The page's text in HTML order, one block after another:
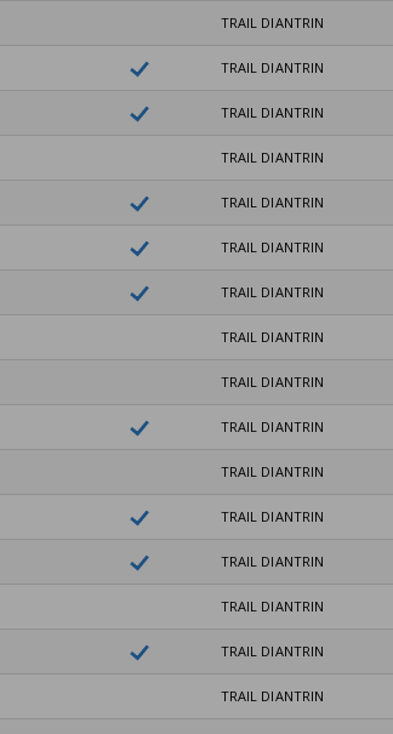
TRAIL DIANTRIN
TRAIL DIANTRIN
TRAIL DIANTRIN
TRAIL DIANTRIN
TRAIL DIANTRIN
TRAIL DIANTRIN
TRAIL DIANTRIN
TRAIL DIANTRIN
TRAIL DIANTRIN
TRAIL DIANTRIN
TRAIL DIANTRIN
TRAIL DIANTRIN
TRAIL DIANTRIN
TRAIL DIANTRIN
TRAIL DIANTRIN
TRAIL DIANTRIN